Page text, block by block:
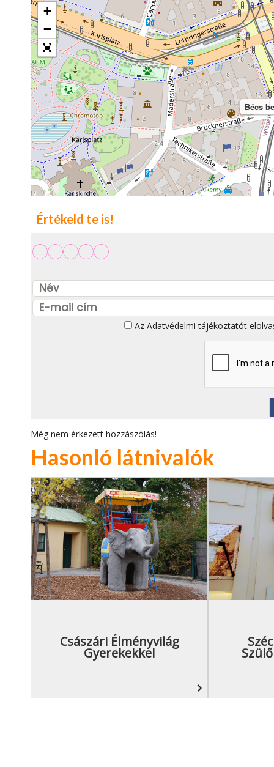
Bécs
+
−
Értékeld te is!
Az Adatvédelmi tájékoztatót
Még nem érkezett hozzászólás!
Hasonló látnivalók
Császári Élményvilág
Gyerekekkel
navigate_next